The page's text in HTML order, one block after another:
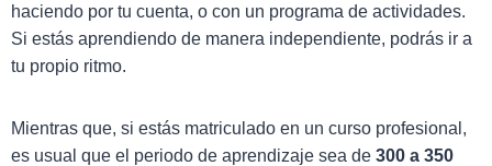
haciendo por tu cuenta, o con un programa de actividades.
Si estás aprendiendo de manera independiente, podrás ir a
tu propio ritmo.
Mientras que, si estás matriculado en un curso profesional,
es usual que el periodo de aprendizaje sea de 300 a 350